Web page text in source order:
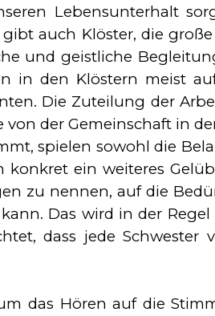
Lebensunterhalt
auch Klöster, die
und geistliche
in den Klöstern meist
Die Zuteilung der
von der Gemeinschaft in
spielen sowohl die
ein weiteres
zu nennen, auf die
Das wird in der
dass jede Schwester
das Hören auf die